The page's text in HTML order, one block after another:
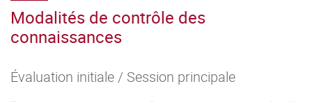
Modalités de contrôle des
connaissances
Évaluation initiale / Session principale